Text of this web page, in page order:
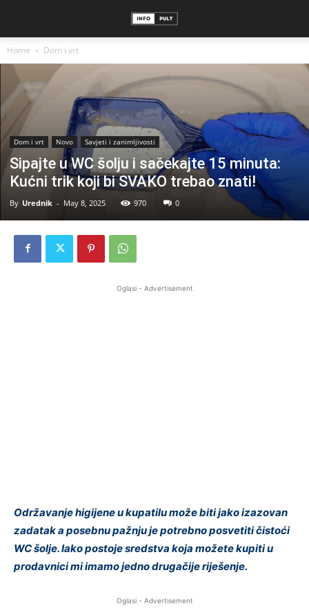
Home Dom i vrt
Dom i vrt Novo Savjeti i zanimljivosti
Sipajte u WC šolju i sačekajte 15 minuta:
Kućni trik koji bi SVAKO trebao znati!
By Urednik - May 8, 2025 970 0
Oglasi - Advertisement
Održavanje higijene u kupatilu može biti jako izazovan
zadatak a posebnu pažnju je potrebno posvetiti čistoći
WC šolje. Iako postoje sredstva koja možete kupiti u
prodavnici mi imamo jedno drugačije riješenje.
Oglasi - Advertisement